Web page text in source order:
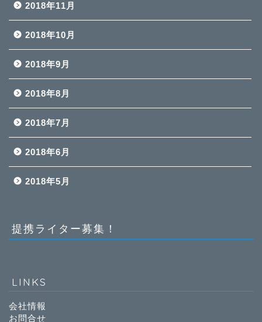
2018年11月
2018年10月
2018年9月
2018年8月
2018年7月
2018年6月
2018年5月
提携ライター募集！
LINKS
会社情報
お問合せ